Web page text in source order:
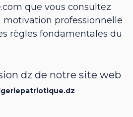
que vous consultez
motivation professionnelle
règles fondamentales du
dz de notre site web